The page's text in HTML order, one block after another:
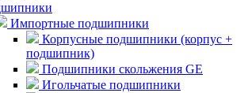
Импортные подшипники
Корпусные подшипники (корпус +
подшипник)
Подшипники скольжения GE
Игольчатые подшипники